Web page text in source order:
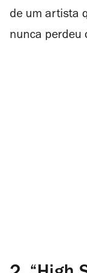
de um artista
nunca perdeu